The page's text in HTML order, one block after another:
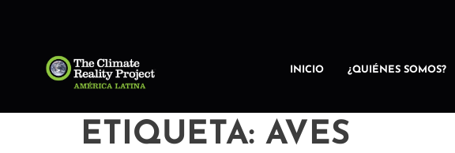
INICIO ¿QUIÉNES SOMOS?
ETIQUETA: AVES